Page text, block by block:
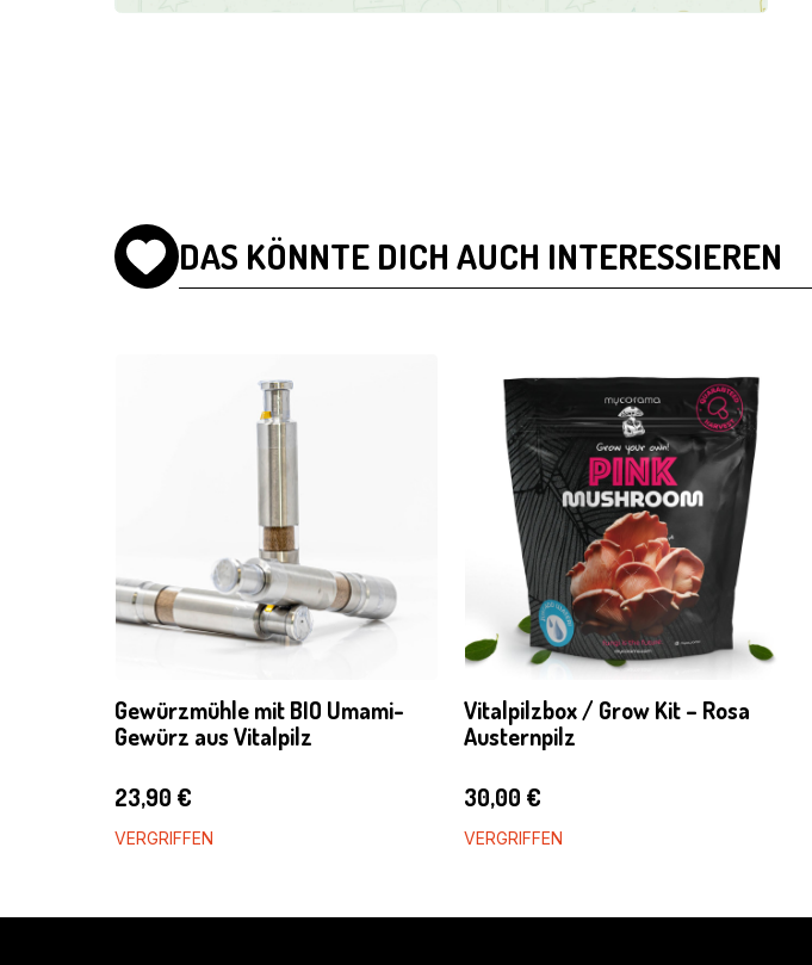
DAS KÖNNTE DICH AUCH INTERESSIEREN
Gewürzmühle mit BIO Umami-
Gewürz aus Vitalpilz
23,90 €
VERGRIFFEN
Vitalpilzbox / Grow Kit – Rosa
Austernpilz
30,00 €
VERGRIFFEN